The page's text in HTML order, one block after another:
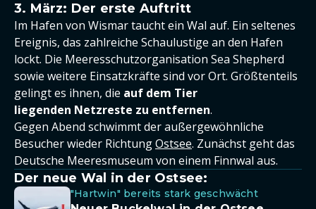
3. März: Der erste Auftritt
Im Hafen von Wismar taucht ein Wal auf. Ein seltenes
Ereignis, das zahlreiche Schaulustige an den Hafen
lockt. Die Meeresschutzorganisation Sea Shepherd
sowie weitere Einsatzkräfte sind vor Ort. Größtenteils
gelingt es ihnen, die auf dem Tier
liegenden Netzreste zu entfernen.
Gegen Abend schwimmt der außergewöhnliche
Besucher wieder RichtungOstsee. Zunächst geht das
Deutsche Meeresmuseum von einem Finnwal aus.
Der neue Wal in der Ostsee:
"Hartwin" bereits stark geschwächt